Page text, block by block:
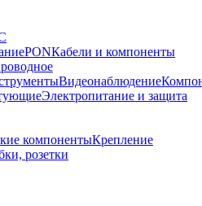
PONКабели и компоненты
Видеонаблюдение
Электропитание и защита
компонентыКрепление
розетки